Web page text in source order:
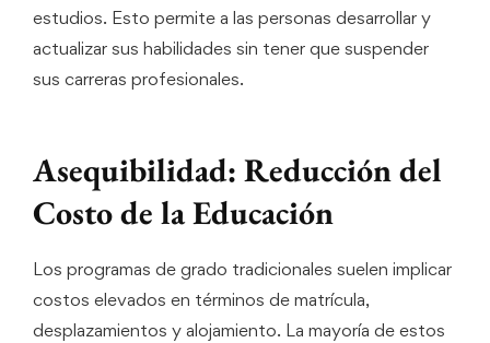
estudios. Esto permite a las personas desarrollar y
actualizar sus habilidades sin tener que suspender
sus carreras profesionales.
Asequibilidad: Reducción del
Costo de la Educación
Los programas de grado tradicionales suelen implicar
costos elevados en términos de matrícula,
desplazamientos y alojamiento. La mayoría de estos